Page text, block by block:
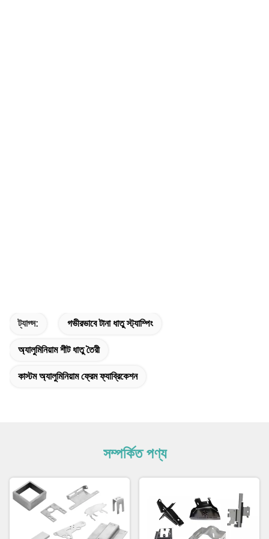
ট্যাগ্স: গভীরভাবে টানা ধাতু স্ট্যাম্পিং
অ্যালুমিনিয়াম শীট ধাতু তৈরী
কাস্টম অ্যালুমিনিয়াম ফ্রেম ফ্যাব্রিকেশন
সম্পর্কিত পণ্য